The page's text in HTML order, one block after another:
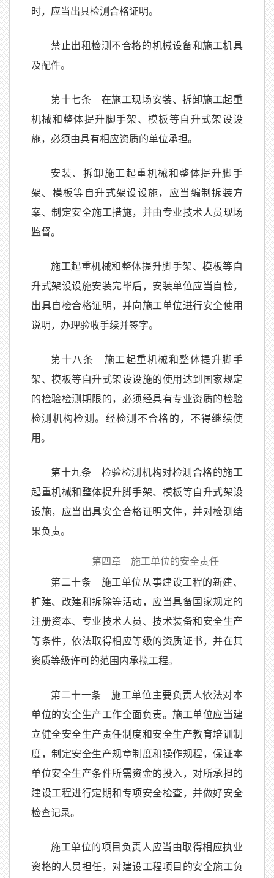
时，应当出具检测合格证明。
禁止出租检测不合格的机械设备和施工机具
及配件。
第十七条 在施工现场安装、拆卸施工起重
机械和整体提升脚手架、模板等自升式架设设
施，必须由具有相应资质的单位承担。
安装、拆卸施工起重机械和整体提升脚手
架、模板等自升式架设设施，应当编制拆装方
案、制定安全施工措施，并由专业技术人员现场
监督。
施工起重机械和整体提升脚手架、模板等自
升式架设设施安装完毕后，安装单位应当自检，
出具自检合格证明，并向施工单位进行安全使用
说明，办理验收手续并签字。
第十八条 施工起重机械和整体提升脚手
架、模板等自升式架设设施的使用达到国家规定
的检验检测期限的，必须经具有专业资质的检验
检测机构检测。经检测不合格的，不得继续使
用。
第十九条 检验检测机构对检测合格的施工
起重机械和整体提升脚手架、模板等自升式架设
设施，应当出具安全合格证明文件，并对检测结
果负责。
第四章 施工单位的安全责任
第二十条 施工单位从事建设工程的新建、
扩建、改建和拆除等活动，应当具备国家规定的
注册资本、专业技术人员、技术装备和安全生产
等条件，依法取得相应等级的资质证书，并在其
资质等级许可的范围内承揽工程。
第二十一条 施工单位主要负责人依法对本
单位的安全生产工作全面负责。施工单位应当建
立健全安全生产责任制度和安全生产教育培训制
度，制定安全生产规章制度和操作规程，保证本
单位安全生产条件所需资金的投入，对所承担的
建设工程进行定期和专项安全检查，并做好安全
检查记录。
施工单位的项目负责人应当由取得相应执业
资格的人员担任，对建设工程项目的安全施工负